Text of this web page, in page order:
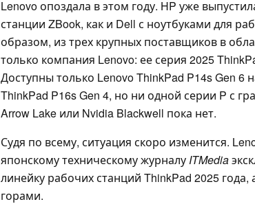
Lenovo опоздала в этом году. HP уже
станции ZBook, как и Dell с ноутбуками для
образом, из трех крупных поставщиков в
только компания Lenovo: ее серия 2025
Доступны только Lenovo ThinkPad P14s Gen 6
ThinkPad P16s Gen 4, но ни одной серии P с
Arrow Lake или Nvidia Blackwell пока нет.
Судя по всему, ситуация скоро изменится.
японскому техническому журналу ITMedia
линейку рабочих станций ThinkPad 2025 года,
горами.